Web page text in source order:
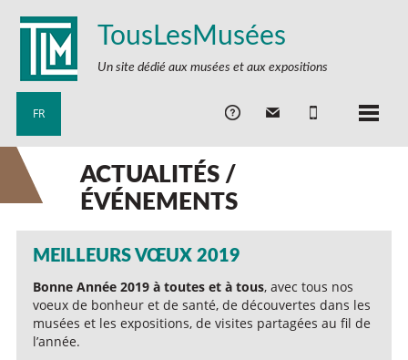
TousLesMusées
Un site dédié aux musées et aux expositions
FR
ACTUALITÉS /
ÉVÉNEMENTS
MEILLEURS VŒUX 2019
Bonne Année 2019 à toutes et à tous, avec tous nos
voeux de bonheur et de santé, de découvertes dans les
musées et les expositions, de visites partagées au fil de
l’année.